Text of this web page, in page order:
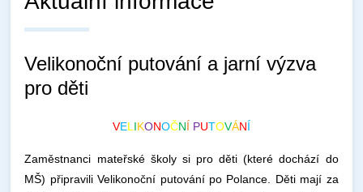
Velikonoční putování a jarní výzva
pro děti
VEL IKONOČNÍ PUTOVÁNÍ
Zaměstnanci mateřské školy si pro děti (které dochází do
MŠ) připravili Velikonoční putování po Polance. Děti mají za